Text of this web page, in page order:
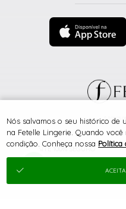
SITE 100% SEGURO
® TODOS
Nós salvamos o seu histórico de
na Fetelle Lingerie. Quando
condição. Conheça nossa Política